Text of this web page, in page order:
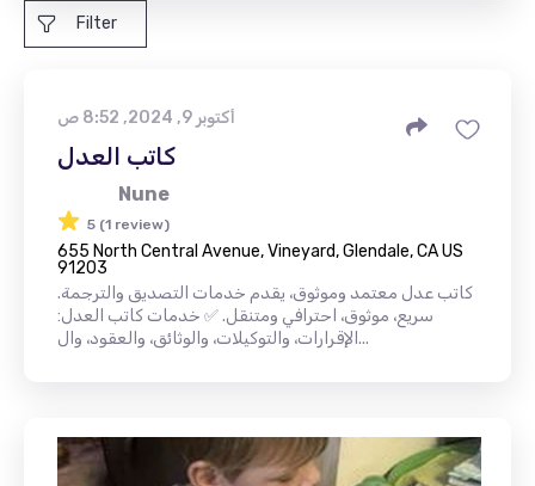
Filter
أكتوبر 9, 2024, 8:52 ص
كاتب العدل
Nune
5 (1 review)
655 North Central Avenue, Vineyard, Glendale, CA US
91203
كاتب عدل معتمد وموثوق، يقدم خدمات التصديق والترجمة.
سريع، موثوق، احترافي ومتنقل. ✅ خدمات كاتب العدل:
الإقرارات، والتوكيلات، والوثائق، والعقود، وال...